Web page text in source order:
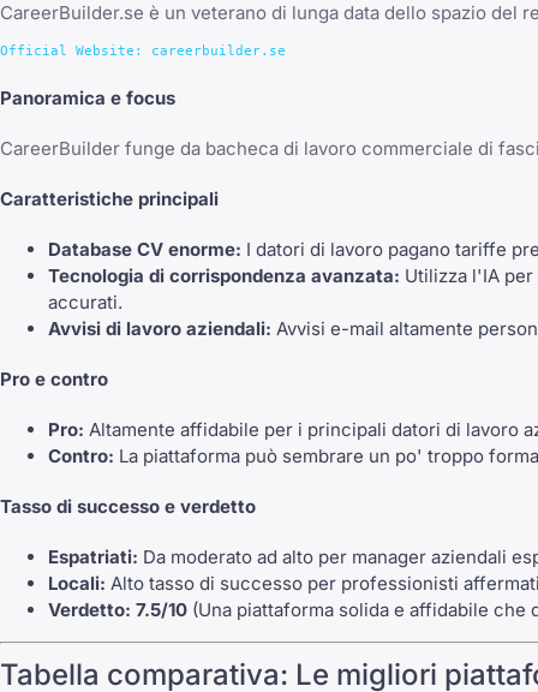
CareerBuilder.se è un veterano di lunga data dello spazio
Panoramica e focus
CareerBuilder funge da bacheca di lavoro commerciale di
Caratteristiche principali
Database CV enorme: I datori di lavoro pagano tariffe
Tecnologia di corrispondenza avanzata: Utilizza l'IA
accurati.
Avvisi di lavoro aziendali: Avvisi e-mail altamente
Pro e contro
Pro: Altamente affidabile per i principali datori di lavoro
Contro: La piattaforma può sembrare un po' troppo
Tasso di successo e verdetto
Espatriati: Da moderato ad alto per manager aziendali
Locali: Alto tasso di successo per professionisti
Verdetto: 7.5/10 (Una piattaforma solida e affidabile
Tabella comparativa: Le migliori